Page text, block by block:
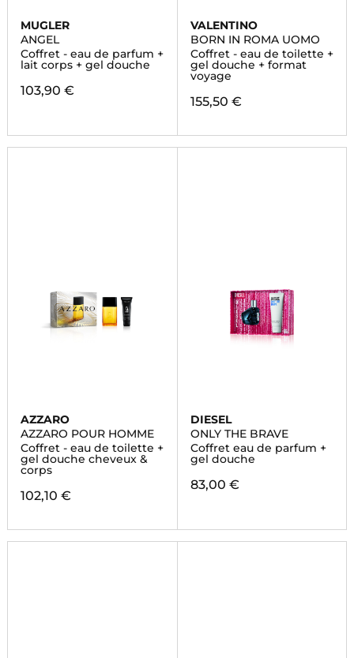
MUGLER
ANGEL
Coffret - eau de parfum +
lait corps + gel douche
103,90 €
VALENTINO
BORN IN ROMA UOMO
Coffret - eau de toilette +
gel douche + format
voyage
155,50 €
AZZARO
AZZARO POUR HOMME
Coffret - eau de toilette +
gel douche cheveux &
corps
102,10 €
DIESEL
ONLY THE BRAVE
Coffret eau de parfum +
gel douche
83,00 €